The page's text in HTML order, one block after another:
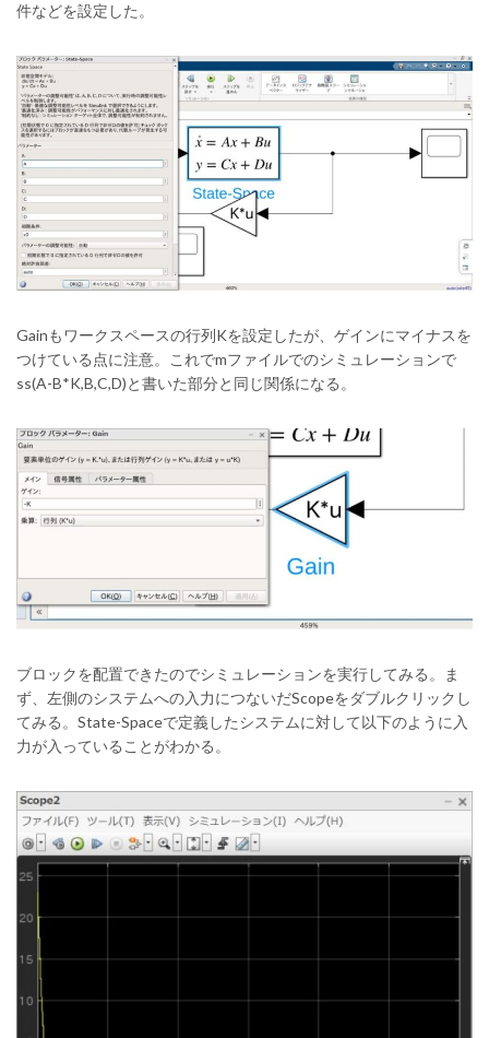
件などを設定した。
Gainもワークスペースの行列Kを設定したが、ゲインにマイナスを
つけている点に注意。これでmファイルでのシミュレーションで
ss(A-B*K,B,C,D)と書いた部分と同じ関係になる。
ブロックを配置できたのでシミュレーションを実行してみる。ま
ず、左側のシステムへの入力につないだScopeをダブルクリックし
てみる。State-Spaceで定義したシステムに対して以下のように入
力が入っていることがわかる。